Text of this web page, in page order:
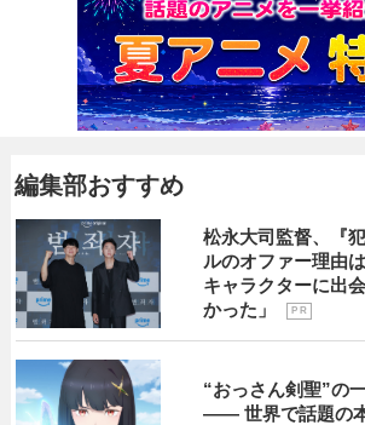
編集部おすすめ
松永大司監督、『
ルのオファー理由
キャラクターに出
かった」
P R
“おっさん剣聖”の
―― 世界で話題の